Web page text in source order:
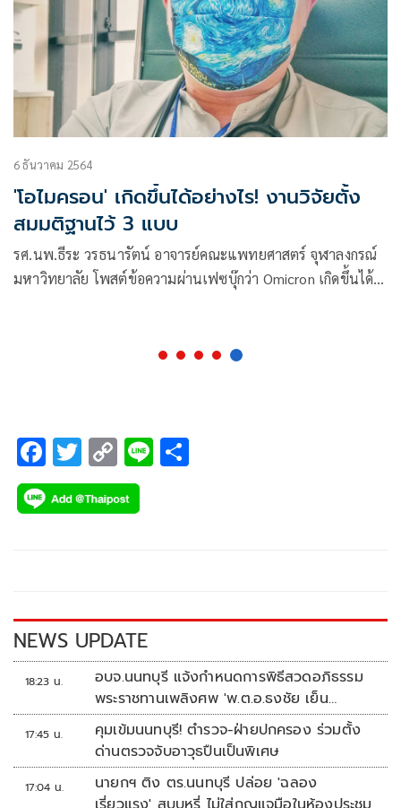
6 ธันวาคม 2564
'โอไมครอน' เกิดขึ้นได้อย่างไร! งานวิจัยตั้ง
สมมติฐานไว้ 3 แบบ
รศ.นพ.ธีระ วรธนารัตน์ อาจารย์คณะแพทยศาสตร์ จุฬาลงกรณ์
มหาวิทยาลัย โพสต์ข้อความผ่านเฟซบุ๊กว่า Omicron เกิดขึ้นได้
F
ac
e
k
T
wi
tt
C
o
p
k
Li
NEWS UPDATE
18:23 น.
อบจ.นนทบุรี แจ้งกำหนดการพิธีสวดอภิธรรม
พระราชทานเพลิงศพ 'พ.ต.อ.ธงชัย เย็น
ประเสริฐ'
17:45 น.
คุมเข้มนนทบุรี! ตำรวจ-ฝ่ายปกครอง ร่วมตั้ง
ด่านตรวจจับอาวุธปืนเป็นพิเศษ
17:04 น.
นายกฯ ติง ตร.นนทบุรี ปล่อย 'ฉลอง